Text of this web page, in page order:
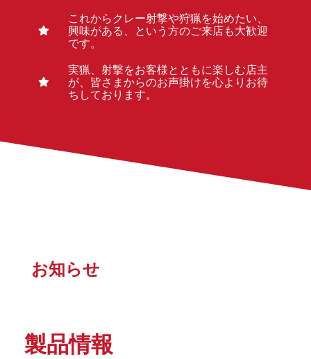
これからクレー射撃や狩猟を始めたい、
興味がある、という方のご来店も大歓迎
です。
実猟、射撃をお客様とともに楽しむ店主
が、皆さまからのお声掛けを心よりお待
ちしております。
お知らせ
製品情報